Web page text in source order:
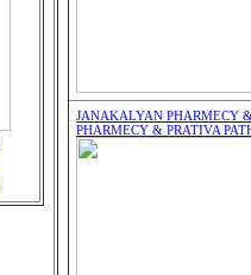
JANAKALYAN PHARMECY
PHARMECY & PRATIVA